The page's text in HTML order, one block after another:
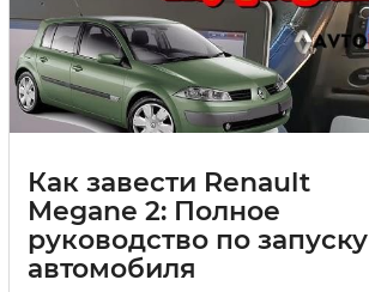
Как завести Renault
Megane 2: Полное
руководство по запуску
автомобиля